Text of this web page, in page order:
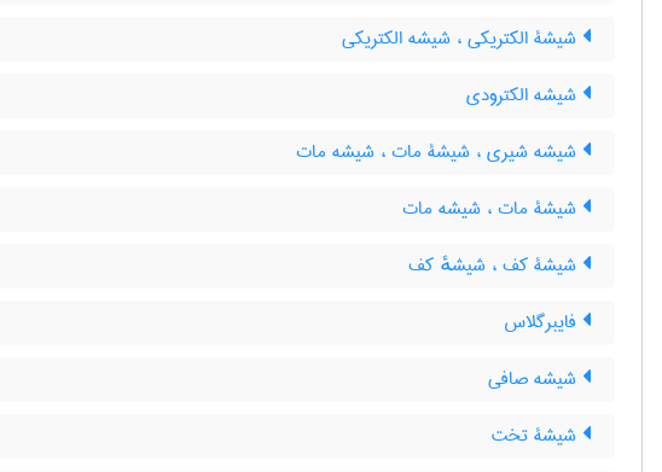
شیشۀ الکتریکی ، شیشه الکتریکی
شیشه الکترودی
شیشه شیری ، شیشۀ مات ، شیشه مات
شیشۀ مات ، شیشه مات
شیشۀ کف ، شیشهٔ کف
فایبرگلاس
شیشه صافی
شیشۀ تخت